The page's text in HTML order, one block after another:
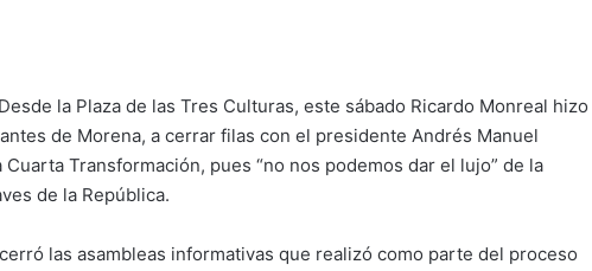
Desde la Plaza de las Tres Culturas, este sábado Ricardo Monreal hizo
de Morena, a cerrar filas con el presidente Andrés Manuel
Transformación, pues “no nos podemos dar el lujo” de la
de la República.
las asambleas informativas que realizó como parte del proceso